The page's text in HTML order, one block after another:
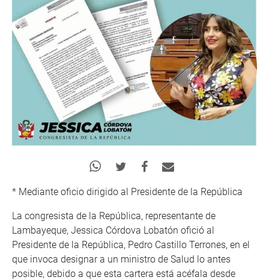
* Mediante oficio dirigido al Presidente de la República
La congresista de la República, representante de
Lambayeque, Jessica Córdova Lobatón ofició al
Presidente de la República, Pedro Castillo Terrones, en el
que invoca designar a un ministro de Salud lo antes
posible, debido a que esta cartera está acéfala desde